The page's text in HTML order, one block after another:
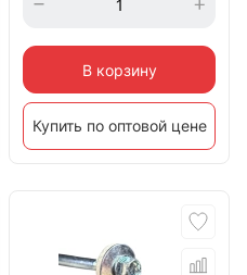
В корзину
Купить по оптовой цене